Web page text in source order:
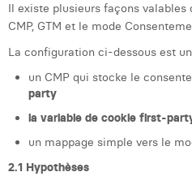
Il existe plusieurs façons
CMP, GTM et le mode
La configuration ci-dessous est
un CMP qui stocke le
party
la variable de cookie first-
un mappage simple vers le
2.1 Hypothèses